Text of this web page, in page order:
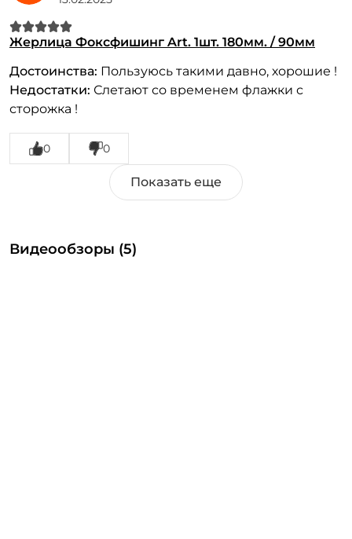
Жерлица Фоксфишинг Art. 1шт. 180мм. / 90мм
Достоинства: Пользуюсь такими давно, хорошие !
Недостатки: Слетают со временем флажки с
сторожка !
0 0
Видеообзоры (5)